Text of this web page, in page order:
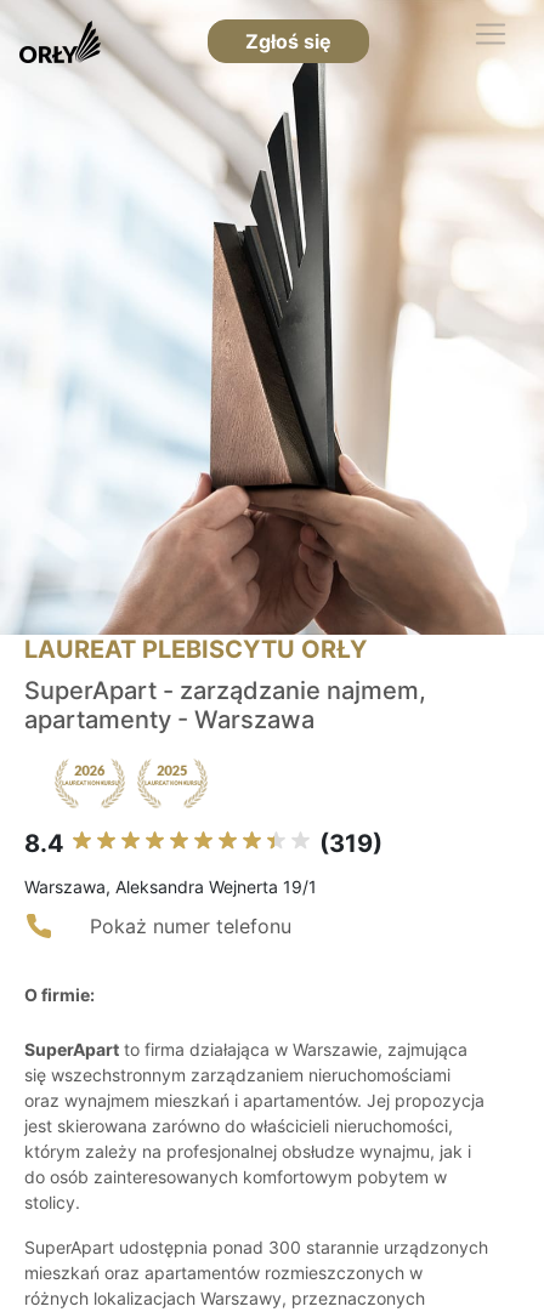
Zgłoś się
LAUREAT PLEBISCYTU ORŁY
SuperApart - zarządzanie najmem,
apartamenty - Warszawa
8.4 (319)
Warszawa, Aleksandra Wejnerta 19/1
Pokaż numer telefonu
O firmie:
SuperApart to firma działająca w Warszawie, zajmująca
się wszechstronnym zarządzaniem nieruchomościami
oraz wynajmem mieszkań i apartamentów. Jej propozycja
jest skierowana zarówno do właścicieli nieruchomości,
którym zależy na profesjonalnej obsłudze wynajmu, jak i
do osób zainteresowanych komfortowym pobytem w
stolicy.
SuperApart udostępnia ponad 300 starannie urządzonych
mieszkań oraz apartamentów rozmieszczonych w
różnych lokalizacjach Warszawy, przeznaczonych